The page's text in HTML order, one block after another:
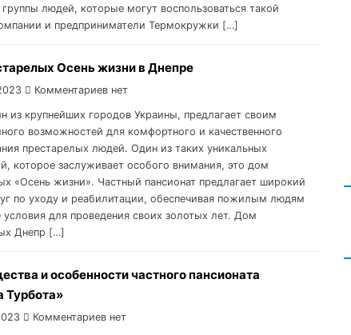
людей, которые могут воспользоваться такой
и предприниматели Термокружки […]
Осень жизни в Днепре
Комментариев нет
из крупнейших городов Украины, предлагает своим
возможностей для комфортного и качественного
престарелых людей. Один из таких уникальных
которое заслуживает особого внимания, это дом
«Осень жизни». Частный пансионат предлагает широкий
по уходу и реабилитации, обеспечивая пожилым людям
для проведения своих золотых лет. Дом
Днепр […]
и особенности частного пансионата
Турбота»
Комментариев нет